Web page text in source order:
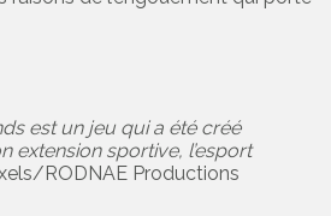
est un jeu qui a été créé
extension sportive, l’esport
RODNAE Productions